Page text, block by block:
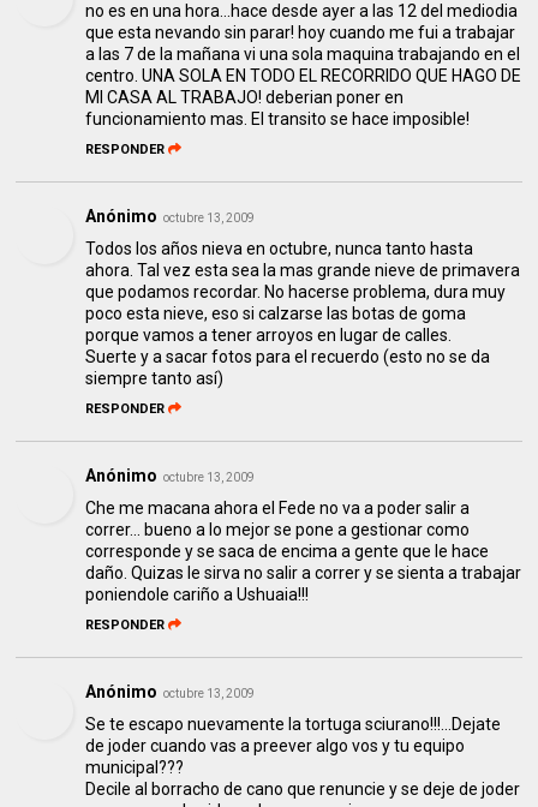
no es en una hora...hace desde ayer a las 12 del mediodia
que esta nevando sin parar! hoy cuando me fui a trabajar
a las 7 de la mañana vi una sola maquina trabajando en el
centro. UNA SOLA EN TODO EL RECORRIDO QUE HAGO DE
MI CASA AL TRABAJO! deberian poner en
funcionamiento mas. El transito se hace imposible!
RESPONDER
Anónimo octubre 13, 2009
Todos los años nieva en octubre, nunca tanto hasta
ahora. Tal vez esta sea la mas grande nieve de primavera
que podamos recordar. No hacerse problema, dura muy
poco esta nieve, eso si calzarse las botas de goma
porque vamos a tener arroyos en lugar de calles.
Suerte y a sacar fotos para el recuerdo (esto no se da
siempre tanto así)
RESPONDER
Anónimo octubre 13, 2009
Che me macana ahora el Fede no va a poder salir a
correr... bueno a lo mejor se pone a gestionar como
corresponde y se saca de encima a gente que le hace
daño. Quizas le sirva no salir a correr y se sienta a trabajar
poniendole cariño a Ushuaia!!!
RESPONDER
Anónimo octubre 13, 2009
Se te escapo nuevamente la tortuga sciurano!!!...Dejate
de joder cuando vas a preever algo vos y tu equipo
municipal???
Decile al borracho de cano que renuncie y se deje de joder